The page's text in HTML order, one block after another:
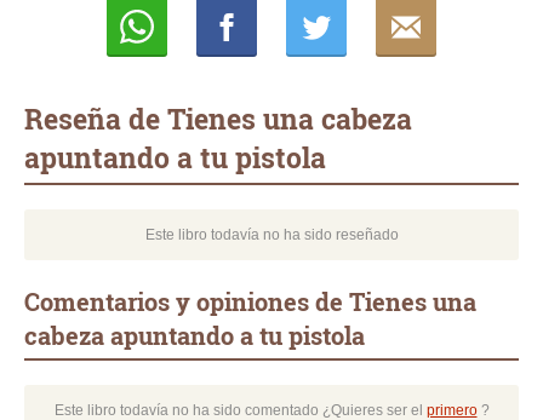
Reseña de Tienes una cabeza
apuntando a tu pistola
Este libro todavía no ha sido reseñado
Comentarios y opiniones de Tienes una
cabeza apuntando a tu pistola
Este libro todavía no ha sido comentado ¿Quieres ser el primero?